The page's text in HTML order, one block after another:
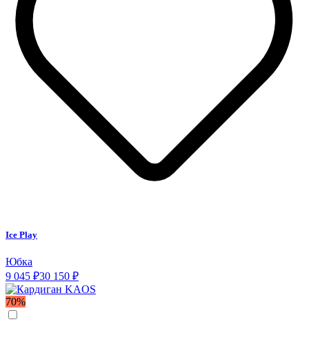
Ice Play
Юбка
9 045 ₽30 150 ₽
70%